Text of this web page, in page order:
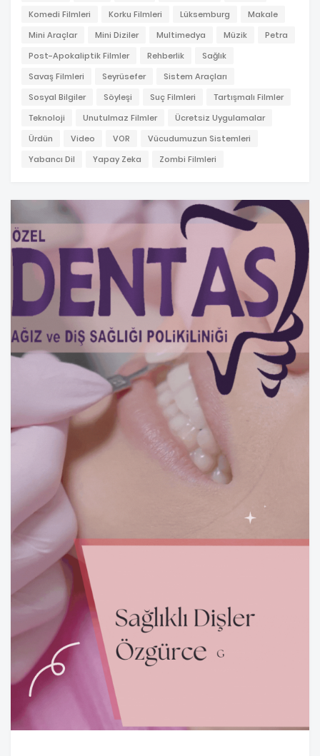
Komedi Filmleri
Korku Filmleri Lüksemburg
Makale
Mini Araçlar
Mini Diziler Multimedya Müzik
Petra
Post-Apokaliptik Filmler
Rehberlik
Sağlık
Savaş Filmleri
Seyrüsefer
Sistem Araçları
Sosyal Bilgiler
Söyleşi Suç Filmleri
Tartışmalı Filmler
Teknoloji
Unutulmaz Filmler
Ücretsiz Uygulamalar
Ürdün
Video VOR
Vücudumuzun Sistemleri
Yabancı Dil
Yapay Zeka Zombi Filmleri